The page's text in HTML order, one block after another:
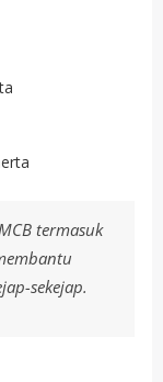
termasuk
sekejap.